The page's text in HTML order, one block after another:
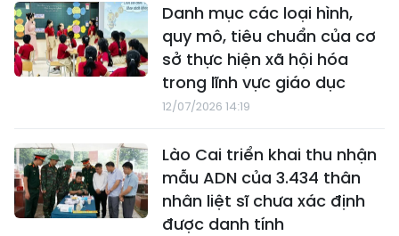
Danh mục các loại hình,
quy mô, tiêu chuẩn của cơ
sở thực hiện xã hội hóa
trong lĩnh vực giáo dục
12/07/2026 14:19
Lào Cai triển khai thu nhận
mẫu ADN của 3.434 thân
nhân liệt sĩ chưa xác định
được danh tính